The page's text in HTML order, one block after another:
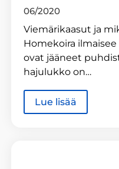
06/2020
Viemärikaasut ja
Homekoira
ovat jääneet
hajulukko on…
Lue lisää